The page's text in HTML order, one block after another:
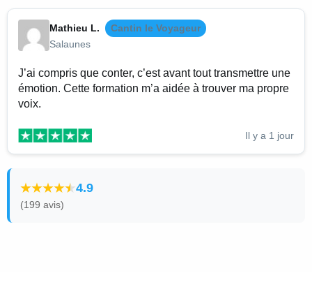
Mathieu L.
Cantin le Voyageur
Salaunes
J’ai compris que conter, c’est avant tout transmettre une
émotion. Cette formation m’a aidée à trouver ma propre
voix.
Il y a 1 jour
4.9
(199 avis)